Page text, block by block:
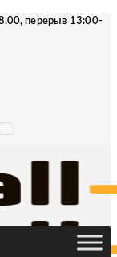
перерыв 13:00-